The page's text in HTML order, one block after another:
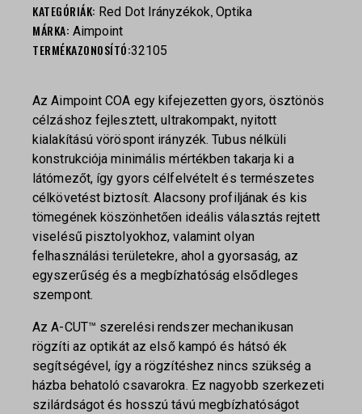
KATEGÓRIÁK: Red Dot Irányzékok, Optika
MÁRKA: Aimpoint
TERMÉKAZONOSÍTÓ:32105
Az Aimpoint COA egy kifejezetten gyors, ösztönös
célzáshoz fejlesztett, ultrakompakt, nyitott
kialakítású vöröspont irányzék. Tubus nélküli
konstrukciója minimális mértékben takarja ki a
látómezőt, így gyors célfelvételt és természetes
célkövetést biztosít. Alacsony profiljának és kis
tömegének köszönhetően ideális választás rejtett
viselésű pisztolyokhoz, valamint olyan
felhasználási területekre, ahol a gyorsaság, az
egyszerűség és a megbízhatóság elsődleges
szempont.
Az A-CUT™ szerelési rendszer mechanikusan
rögzíti az optikát az első kampó és hátsó ék
segítségével, így a rögzítéshez nincs szükség a
házba behatoló csavarokra. Ez nagyobb szerkezeti
szilárdságot és hosszú távú megbízhatóságot